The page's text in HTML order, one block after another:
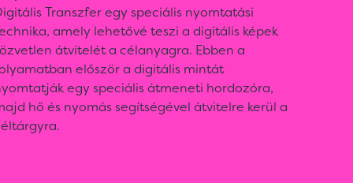
Transzfer egy speciális nyomtatási
amely lehetővé teszi a digitális képek
átvitelét a célanyagra. Ebben a
először a digitális mintát
egy speciális átmeneti hordozóra,
hő és nyomás segítségével átvitelre kerül a